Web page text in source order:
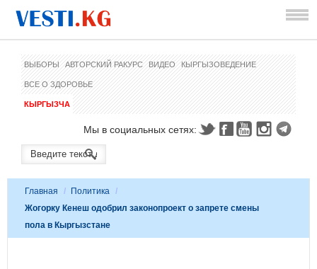
ВЫБОРЫ АВТОРСКИЙ РАКУРС ВИДЕО КЫРГЫЗОВЕДЕНИЕ
ВСЕ О ЗДОРОВЬЕ
КЫРГЫЗЧА
Мы в социальных сетях:
Главная / Политика /
Жогорку Кенеш одобрил законопроект о запрете смены
пола в Кыргызстане